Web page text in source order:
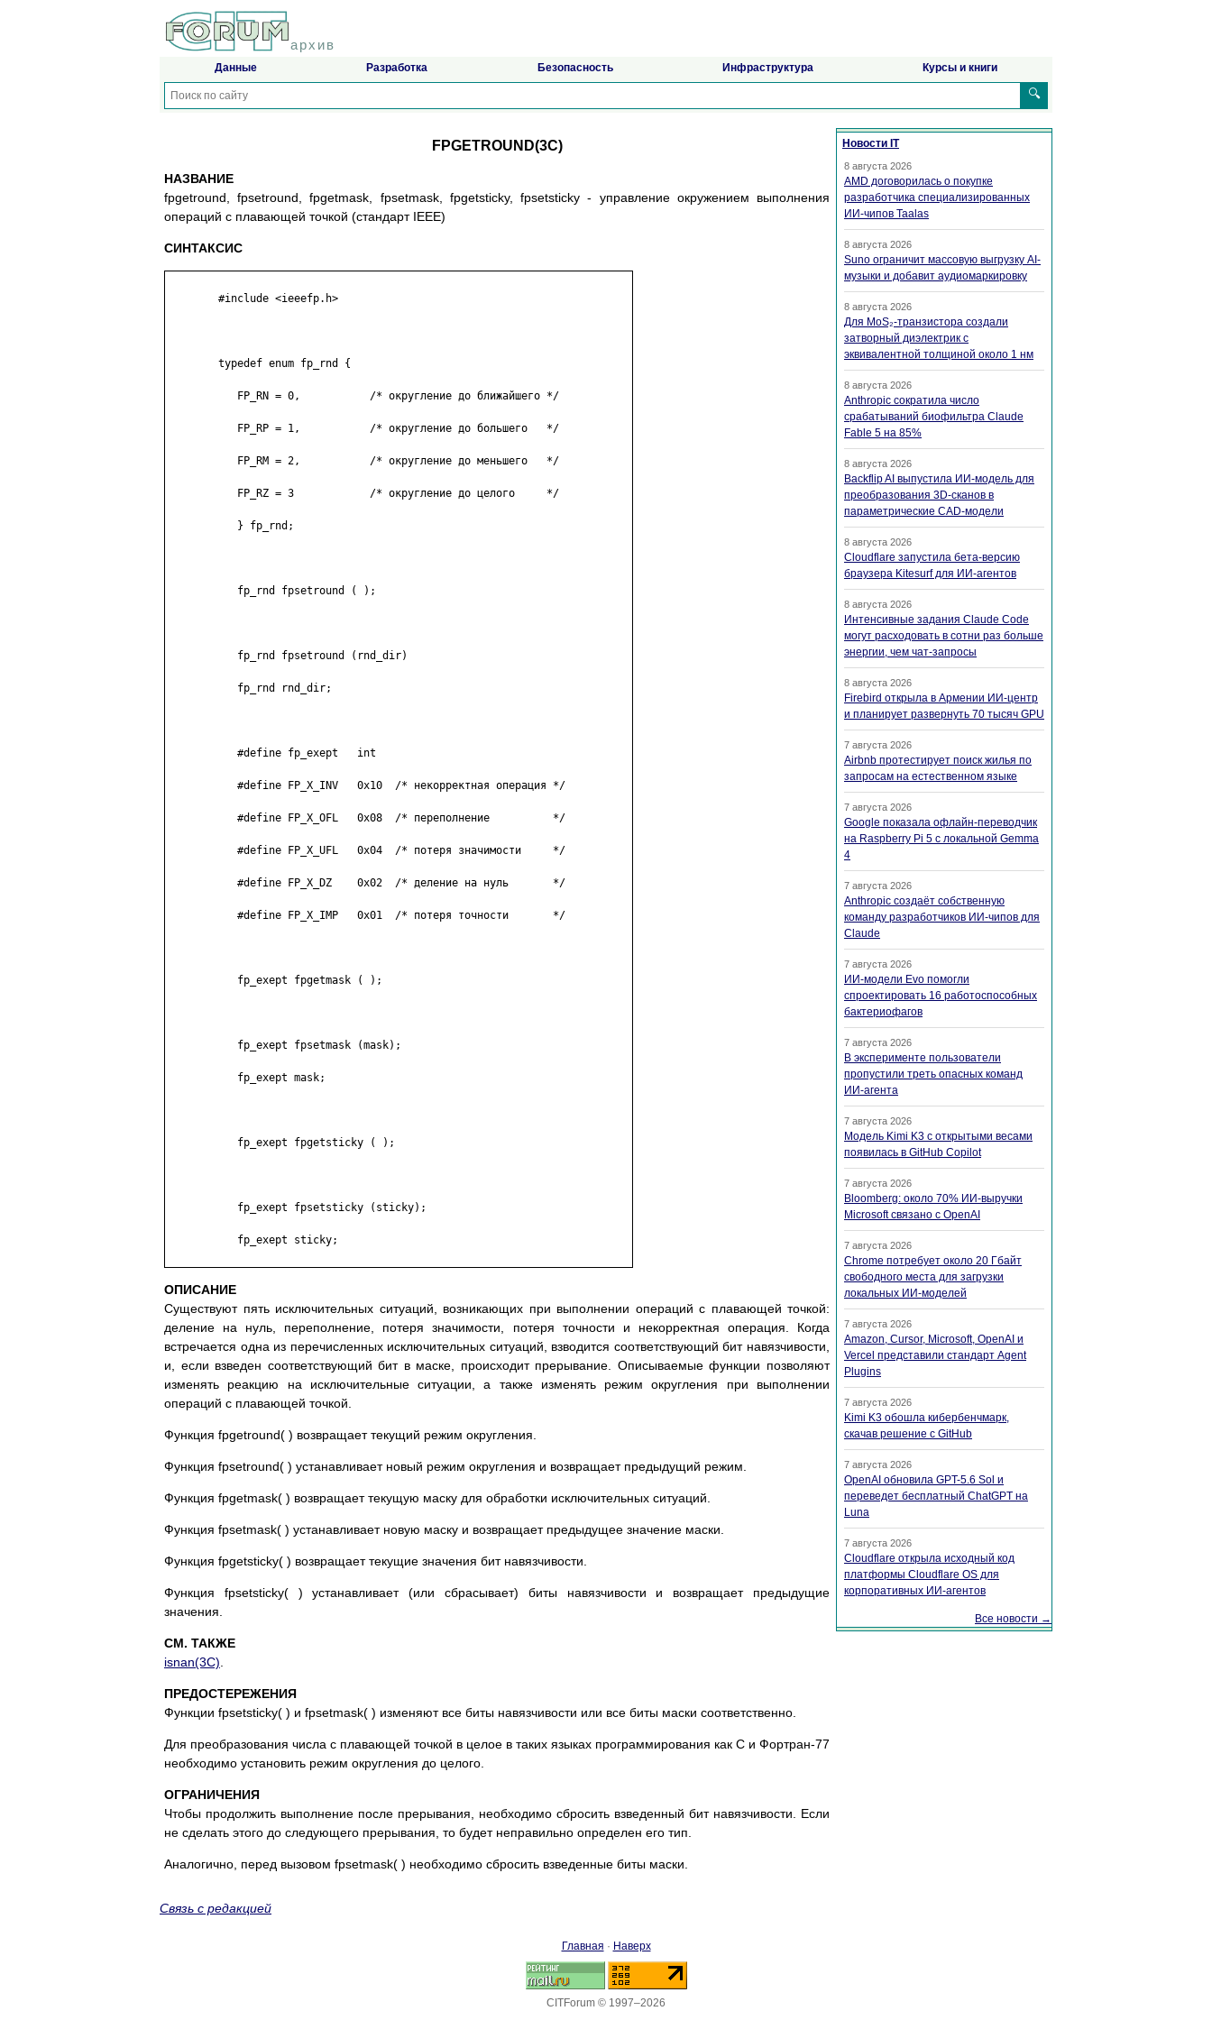
архив
Данные Разработка Безопасность Инфраструктура Курсы и книги
🔍
FPGETROUND(3C)
НАЗВАНИЕ
fpgetround, fpsetround, fpgetmask, fpsetmask, fpgetsticky, fpsetsticky - управление окружением выполнения
операций с плавающей точкой (стандарт IEEE)
СИНТАКСИС
ОПИСАНИЕ
Существуют пять исключительных ситуаций, возникающих при выполнении операций с плавающей точкой:
деление на нуль, переполнение, потеря значимости, потеря точности и некорректная операция. Когда
встречается одна из перечисленных исключительных ситуаций, взводится соответствующий бит навязчивости,
и, если взведен соответствующий бит в маске, происходит прерывание. Описываемые функции позволяют
изменять реакцию на исключительные ситуации, а также изменять режим округления при выполнении
операций с плавающей точкой.
Функция fpgetround( ) возвращает текущий режим округления.
Функция fpsetround( ) устанавливает новый режим округления и возвращает предыдущий режим.
Функция fpgetmask( ) возвращает текущую маску для обработки исключительных ситуаций.
Функция fpsetmask( ) устанавливает новую маску и возвращает предыдущее значение маски.
Функция fpgetsticky( ) возвращает текущие значения бит навязчивости.
Функция fpsetsticky( ) устанавливает (или сбрасывает) биты навязчивости и возвращает предыдущие
значения.
СМ. ТАКЖЕ
isnan(3C)
ПРЕДОСТЕРЕЖЕНИЯ
Функции fpsetsticky( ) и fpsetmask( ) изменяют все биты навязчивости или все биты маски соответственно.
Для преобразования числа с плавающей точкой в целое в таких языках программирования как C и Фортран-77
необходимо установить режим округления до целого.
ОГРАНИЧЕНИЯ
Чтобы продолжить выполнение после прерывания, необходимо сбросить взведенный бит навязчивости. Если
не сделать этого до следующего прерывания, то будет неправильно определен его тип.
Аналогично, перед вызовом fpsetmask( ) необходимо сбросить взведенные биты маски.
Новости IT
8 августа 2026
AMD договорилась о покупке
разработчика специализированных
ИИ-чипов Taalas
8 августа 2026
Suno ограничит массовую выгрузку AI-
музыки и добавит аудиомаркировку
8 августа 2026
Для MoS₂-транзистора создали
затворный диэлектрик с
эквивалентной толщиной около 1 нм
8 августа 2026
Anthropic сократила число
срабатываний биофильтра Claude
Fable 5 на 85%
8 августа 2026
Backflip AI выпустила ИИ-модель для
преобразования 3D-сканов в
параметрические CAD-модели
8 августа 2026
Cloudflare запустила бета-версию
браузера Kitesurf для ИИ-агентов
8 августа 2026
Интенсивные задания Claude Code
могут расходовать в сотни раз больше
энергии, чем чат-запросы
8 августа 2026
Firebird открыла в Армении ИИ-центр
и планирует развернуть 70 тысяч GPU
7 августа 2026
Airbnb протестирует поиск жилья по
запросам на естественном языке
7 августа 2026
Google показала офлайн-переводчик
на Raspberry Pi 5 с локальной Gemma
4
7 августа 2026
Anthropic создаёт собственную
команду разработчиков ИИ-чипов для
Claude
7 августа 2026
ИИ-модели Evo помогли
спроектировать 16 работоспособных
бактериофагов
7 августа 2026
В эксперименте пользователи
пропустили треть опасных команд
ИИ-агента
7 августа 2026
Модель Kimi K3 с открытыми весами
появилась в GitHub Copilot
7 августа 2026
Bloomberg: около 70% ИИ-выручки
Microsoft связано с OpenAI
7 августа 2026
Chrome потребует около 20 Гбайт
свободного места для загрузки
локальных ИИ-моделей
7 августа 2026
Amazon, Cursor, Microsoft, OpenAI и
Vercel представили стандарт Agent
Plugins
7 августа 2026
Kimi K3 обошла кибербенчмарк,
скачав решение с GitHub
7 августа 2026
OpenAI обновила GPT-5.6 Sol и
переведет бесплатный ChatGPT на
Luna
7 августа 2026
Cloudflare открыла исходный код
платформы Cloudflare OS для
корпоративных ИИ-агентов
Все новости →
Связь с редакцией
Главная · Наверх
CITForum © 1997–2026